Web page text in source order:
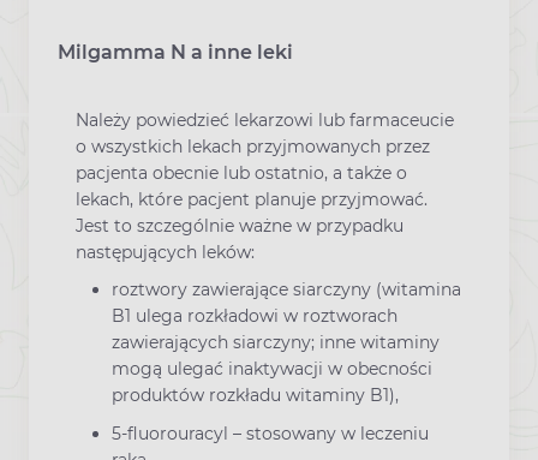
Milgamma N a inne leki
Należy powiedzieć lekarzowi lub farmaceucie
o wszystkich lekach przyjmowanych przez
pacjenta obecnie lub ostatnio, a także o
lekach, które pacjent planuje przyjmować.
Jest to szczególnie ważne w przypadku
następujących leków:
roztwory zawierające siarczyny (witamina
B1 ulega rozkładowi w roztworach
zawierających siarczyny; inne witaminy
mogą ulegać inaktywacji w obecności
produktów rozkładu witaminy B1),
5-fluorouracyl – stosowany w leczeniu